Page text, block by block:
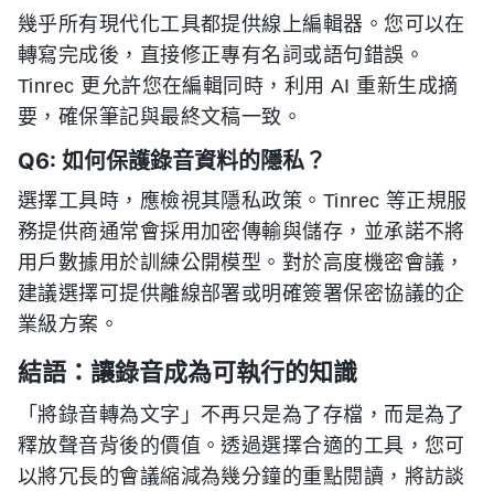
幾乎所有現代化工具都提供線上編輯器。您可以在
轉寫完成後，直接修正專有名詞或語句錯誤。
Tinrec 更允許您在編輯同時，利用 AI 重新生成摘
要，確保筆記與最終文稿一致。
Q6: 如何保護錄音資料的隱私？
選擇工具時，應檢視其隱私政策。Tinrec 等正規服
務提供商通常會採用加密傳輸與儲存，並承諾不將
用戶數據用於訓練公開模型。對於高度機密會議，
建議選擇可提供離線部署或明確簽署保密協議的企
業級方案。
結語：讓錄音成為可執行的知識
「將錄音轉為文字」不再只是為了存檔，而是為了
釋放聲音背後的價值。透過選擇合適的工具，您可
以將冗長的會議縮減為幾分鐘的重點閱讀，將訪談